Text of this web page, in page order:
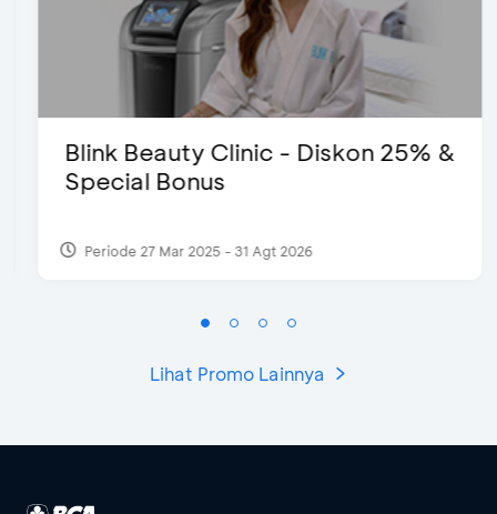
Blink Beauty Clinic - Diskon 25% &
Special Bonus
Periode 27 Mar 2025 - 31 Agt 2026
Lihat Promo Lainnya